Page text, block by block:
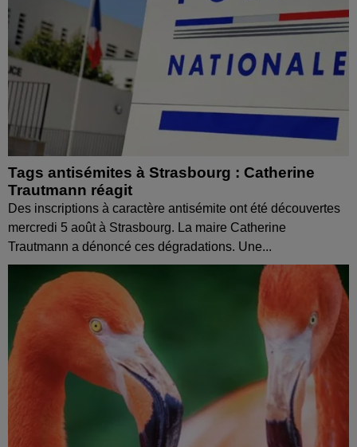
Tags antisémites à Strasbourg : Catherine
Trautmann réagit
Des inscriptions à caractère antisémite ont été découvertes
mercredi 5 août à Strasbourg. La maire Catherine
Trautmann a dénoncé ces dégradations. Une...